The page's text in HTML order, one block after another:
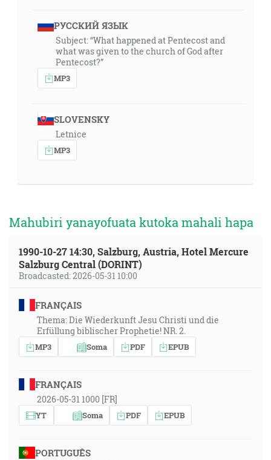
РУССКИЙ ЯЗЫК
Subject: “What happened at Pentecost and
what was given to the church of God after
Pentecost?”
MP3
SLOVENSKY
Letnice
MP3
Mahubiri yanayofuata kutoka mahali hapa
1990-10-27 14:30, Salzburg, Austria, Hotel Mercure
Salzburg Central (DORINT)
Broadcasted: 2026-05-31 10:00
FRANÇAIS
Thema: Die Wiederkunft Jesu Christi und die
Erfüllung biblischer Prophetie! NR. 2.
MP3 Soma PDF EPUB
FRANÇAIS
2026-05-31 1000 [FR]
YT Soma PDF EPUB
PORTUGUÊS